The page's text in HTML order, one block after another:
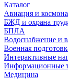
Каталог
Авиация и
БЖД и охрана
БПЛА
Водоснабжение и
Военная
Интерактивные
Информационные
Медицина